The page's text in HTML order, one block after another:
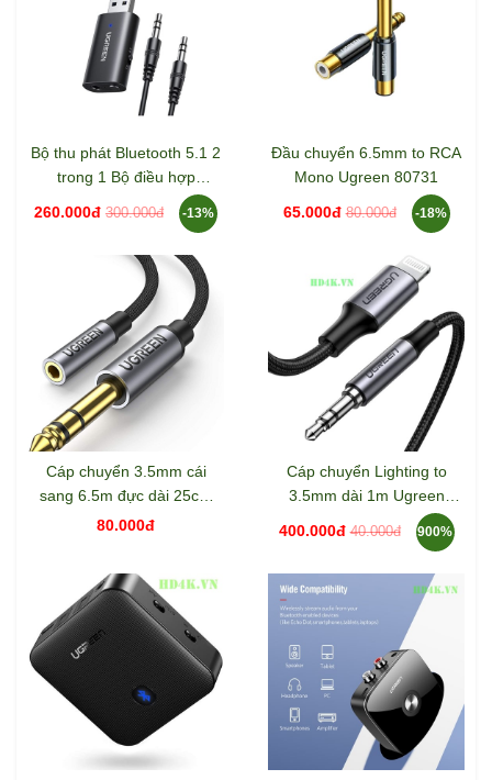
Bộ thu phát Bluetooth 5.1 2
trong 1 Bộ điều hợp
Bluetooth không dây
260.000đ 300.000đ -13%
Đầu chuyển 6.5mm to RCA
Mono Ugreen 80731
65.000đ 80.000đ -18%
Cáp chuyển 3.5mm cái
sang 6.5m đực dài 25cm
Ugreen 20498
80.000đ
Cáp chuyển Lighting to
3.5mm dài 1m Ugreen
400.000đ 40.000đ 900%